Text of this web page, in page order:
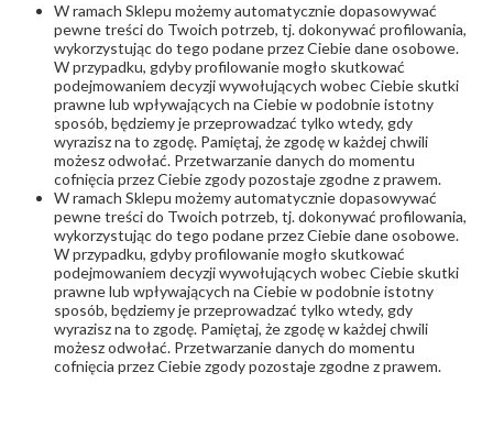
W ramach Sklepu możemy automatycznie dopasowywać
pewne treści do Twoich potrzeb, tj. dokonywać profilowania,
wykorzystując do tego podane przez Ciebie dane osobowe.
W przypadku, gdyby profilowanie mogło skutkować
podejmowaniem decyzji wywołujących wobec Ciebie skutki
prawne lub wpływających na Ciebie w podobnie istotny
sposób, będziemy je przeprowadzać tylko wtedy, gdy
wyrazisz na to zgodę. Pamiętaj, że zgodę w każdej chwili
możesz odwołać. Przetwarzanie danych do momentu
cofnięcia przez Ciebie zgody pozostaje zgodne z prawem.
W ramach Sklepu możemy automatycznie dopasowywać
pewne treści do Twoich potrzeb, tj. dokonywać profilowania,
wykorzystując do tego podane przez Ciebie dane osobowe.
W przypadku, gdyby profilowanie mogło skutkować
podejmowaniem decyzji wywołujących wobec Ciebie skutki
prawne lub wpływających na Ciebie w podobnie istotny
sposób, będziemy je przeprowadzać tylko wtedy, gdy
wyrazisz na to zgodę. Pamiętaj, że zgodę w każdej chwili
możesz odwołać. Przetwarzanie danych do momentu
cofnięcia przez Ciebie zgody pozostaje zgodne z prawem.